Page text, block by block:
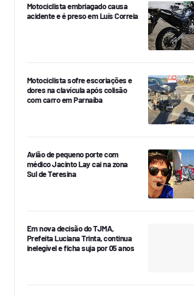
Motociclista embriagado causa
acidente e é preso em Luís Correia
Motociclista sofre escoriações e
dores na clavícula após colisão
com carro em Parnaíba
Avião de pequeno porte com
médico Jacinto Lay cai na zona
Sul de Teresina
Em nova decisão do TJMA,
Prefeita Luciana Trinta, continua
inelegível e ficha suja por 05 anos